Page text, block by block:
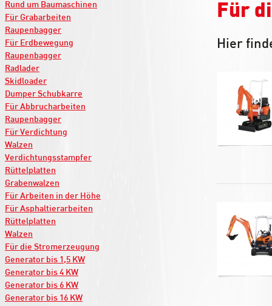
Rund um Baumaschinen
Für Grabarbeiten
Raupenbagger
Für Erdbewegung
Raupenbagger
Radlader
Skidloader
Dumper Schubkarre
Für Abbrucharbeiten
Raupenbagger
Für Verdichtung
Walzen
Verdichtungsstampfer
Rüttelplatten
Grabenwalzen
Für Arbeiten in der Höhe
Für Asphaltierarbeiten
Rüttelplatten
Walzen
Für die Stromerzeugung
Generator bis 1,5 KW
Generator bis 4 KW
Generator bis 6 KW
Generator bis 16 KW
Für
Hier